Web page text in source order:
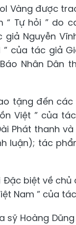
Vàng được
Tự hỏi ” do
giả Nguyễn
của tác giả
Nhân Dân
tặng đến
Việt ” của
Phát thanh
luận); tác
biệt về
Nam ” của
sỹ Hoàng